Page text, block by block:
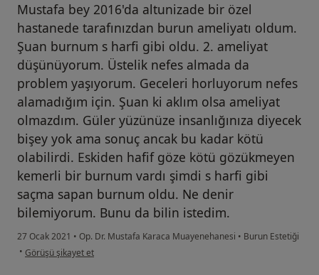
Mustafa bey 2016'da altunizade bir özel
hastanede tarafınızdan burun ameliyatı oldum.
Şuan burnum s harfi gibi oldu. 2. ameliyat
düşünüyorum. Üstelik nefes almada da
problem yaşıyorum. Geceleri horluyorum nefes
alamadığım için. Şuan ki aklım olsa ameliyat
olmazdım. Güler yüzünüze insanlığınıza diyecek
bişey yok ama sonuç ancak bu kadar kötü
olabilirdi. Eskiden hafif göze kötü gözükmeyen
kemerli bir burnum vardı şimdi s harfi gibi
saçma sapan burnum oldu. Ne denir
bilemiyorum. Bunu da bilin istedim.
27 Ocak 2021 • Op. Dr. Mustafa Karaca Muayenehanesi • Burun Estetiği
• kullanıcının görüşüne göre ü....
Görüşü şikayet et